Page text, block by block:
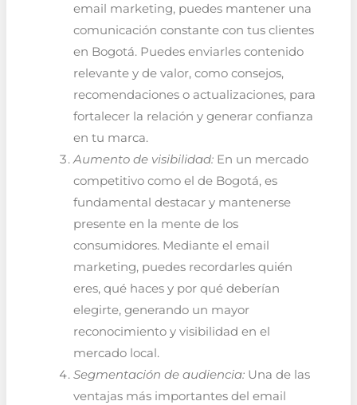
email marketing, puedes mantener una
comunicación constante con tus clientes
en Bogotá. Puedes enviarles contenido
relevante y de valor, como consejos,
recomendaciones o actualizaciones, para
fortalecer la relación y generar confianza
en tu marca.
Aumento de visibilidad:En un mercado
competitivo como el de Bogotá, es
fundamental destacar y mantenerse
presente en la mente de los
consumidores. Mediante el email
marketing, puedes recordarles quién
eres, qué haces y por qué deberían
elegirte, generando un mayor
reconocimiento y visibilidad en el
mercado local.
Segmentación de audiencia:Una de las
ventajas más importantes del email